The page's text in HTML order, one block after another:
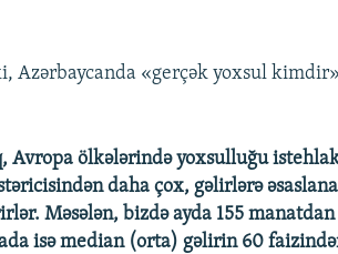
Azərbaycanda «gerçək yoxsul
Avropa ölkələrində yoxsulluğu
daha çox, gəlirlərə
Məsələn, bizdə ayda 155
isə median (orta) gəlirin 60